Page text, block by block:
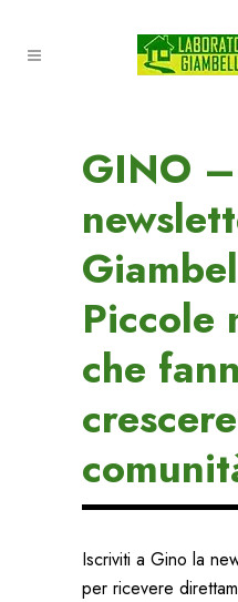
GINO
Piccole
che
Iscriviti a Gino la
per ricevere